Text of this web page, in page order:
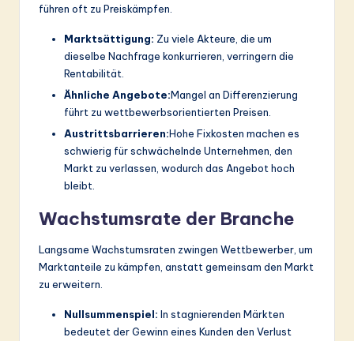
führen oft zu Preiskämpfen.
Marktsättigung: Zu viele Akteure, die um
dieselbe Nachfrage konkurrieren, verringern die
Rentabilität.
Ähnliche Angebote:Mangel an Differenzierung
führt zu wettbewerbsorientierten Preisen.
Austrittsbarrieren:Hohe Fixkosten machen es
schwierig für schwächelnde Unternehmen, den
Markt zu verlassen, wodurch das Angebot hoch
bleibt.
Wachstumsrate der Branche
Langsame Wachstumsraten zwingen Wettbewerber, um
Marktanteile zu kämpfen, anstatt gemeinsam den Markt
zu erweitern.
Nullsummenspiel: In stagnierenden Märkten
bedeutet der Gewinn eines Kunden den Verlust